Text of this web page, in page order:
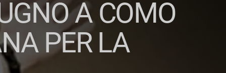
A COMO
PER LA